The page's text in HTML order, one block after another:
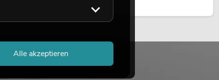
Alle akzeptieren